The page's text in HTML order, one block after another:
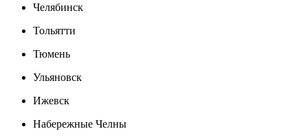
Челябинск
Тольятти
Тюмень
Ульяновск
Ижевск
Набережные Челны